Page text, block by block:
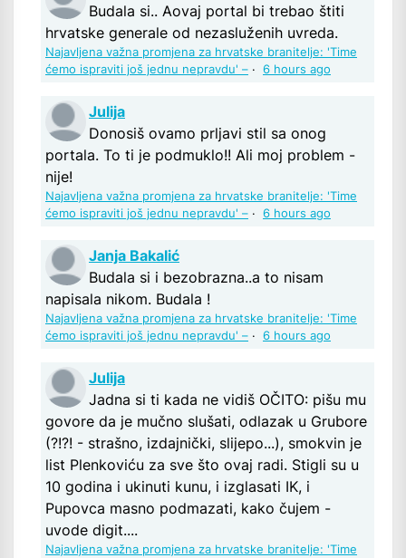
Budala si.. Aovaj portal bi trebao štiti
hrvatske generale od nezasluženih uvreda.
Najavljena važna promjena za hrvatske branitelje: 'Time
ćemo ispraviti još jednu nepravdu' – · 6 hours ago
Julija
Donosiš ovamo prljavi stil sa onog
portala. To ti je podmuklo!! Ali moj problem -
nije!
Najavljena važna promjena za hrvatske branitelje: 'Time
ćemo ispraviti još jednu nepravdu' – · 6 hours ago
Janja Bakalić
Budala si i bezobrazna..a to nisam
napisala nikom. Budala !
Najavljena važna promjena za hrvatske branitelje: 'Time
ćemo ispraviti još jednu nepravdu' – · 6 hours ago
Julija
Jadna si ti kada ne vidiš OČITO: pišu mu
govore da je mučno slušati, odlazak u Grubore
(?!?! - strašno, izdajnički, slijepo...), smokvin je
list Plenkoviću za sve što ovaj radi. Stigli su u
10 godina i ukinuti kunu, i izglasati IK, i
Pupovca masno podmazati, kako čujem -
uvode digit....
Najavljena važna promjena za hrvatske branitelje: 'Time